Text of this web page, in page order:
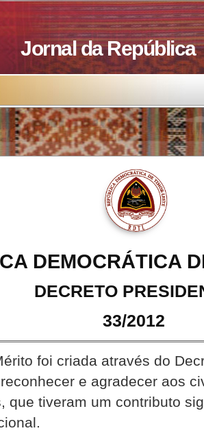
Jornal da República
DEMOCRÁTICA
DECRETO
33/2012
foi criada através do
e agradecer aos
que tiveram um contributo